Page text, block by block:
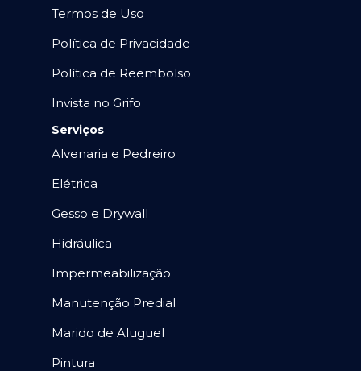
Termos de Uso
Política de Privacidade
Política de Reembolso
Invista no Grifo
Serviços
Alvenaria e Pedreiro
Elétrica
Gesso e Drywall
Hidráulica
Impermeabilização
Manutenção Predial
Marido de Aluguel
Pintura